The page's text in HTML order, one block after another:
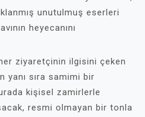
unutulmuş eserleri
heyecanını
ziyaretçinin ilgisini çeken
yanı sıra samimi bir
kişisel zamirlerle
resmi olmayan bir tonla